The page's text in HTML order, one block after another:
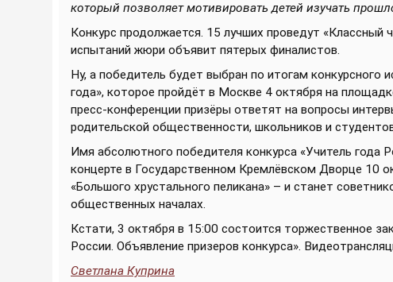
который позволяет мотивировать детей изучать
Конкурс продолжается. 15 лучших проведут «Классный
испытаний жюри объявит пятерых финалистов.
Ну, а победитель будет выбран по итогам конкурсного
года», которое пройдёт в Москве 4 октября на
пресс-конференции призёры ответят на вопросы
родительской общественности, школьников и
Имя абсолютного победителя конкурса «Учитель
концерте в Государственном Кремлёвском Дворце 10
«Большого хрустального пеликана» – и станет
общественных началах.
Кстати, 3 октября в 15:00 состоится торжественное
России. Объявление призеров конкурса».
Светлана Куприна